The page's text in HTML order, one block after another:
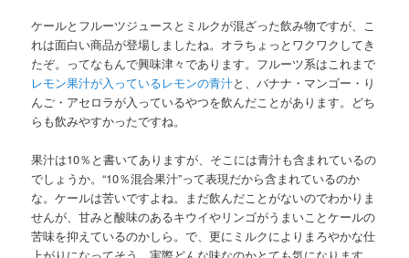
ケールとフルーツジュースとミルクが混ざった飲み物ですが、こ
れは面白い商品が登場しましたね。オラちょっとワクワクしてき
たぞ。ってなもんで興味津々であります。フルーツ系はこれまで
レモン果汁が入っているレモンの青汁と、バナナ・マンゴー・り
んご・アセロラが入っているやつを飲んだことがあります。どち
らも飲みやすかったですね。
果汁は10％と書いてありますが、そこには青汁も含まれているの
でしょうか。“10％混合果汁”って表現だから含まれているのか
な。ケールは苦いですよね。まだ飲んだことがないのでわかりま
せんが、甘みと酸味のあるキウイやリンゴがうまいことケールの
苦味を抑えているのかしら。で、更にミルクによりまろやかな仕